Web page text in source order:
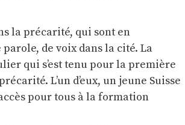
la précarité, qui sont en
de voix dans la cité. La
qui s’est tenu pour la première
L’un d’eux, un jeune Suisse
pour tous à la formation